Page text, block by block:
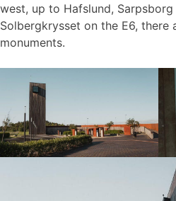
west, up to Hafslund,
Solbergkrysset on the E6, there
monuments.